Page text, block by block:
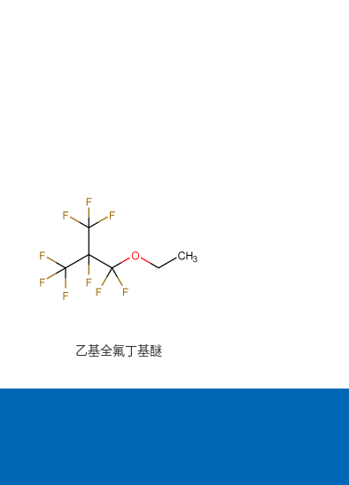
乙基全氟丁基醚